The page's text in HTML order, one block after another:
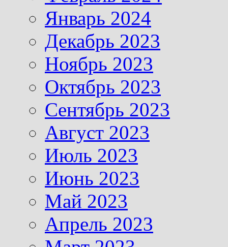
Январь 2024
Декабрь 2023
Ноябрь 2023
Октябрь 2023
Сентябрь 2023
Август 2023
Июль 2023
Июнь 2023
Май 2023
Апрель 2023